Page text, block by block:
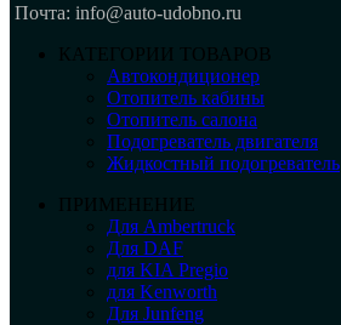
Почта: info@auto-udobno.ru
КАТЕГОРИИ ТОВАРОВ
Автокондиционер
Отопитель кабины
Отопитель салона
Подогреватель двигателя
Жидкостный подогреватель
ПРИМЕНЕНИЕ
Для Ambertruck
Для DAF
для KIA Pregio
для Kenworth
Для Junfeng